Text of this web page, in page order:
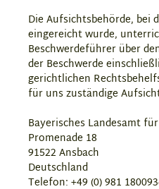
Die Aufsichtsbehörde, bei
eingereicht wurde,
Beschwerdeführer über
der Beschwerde
gerichtlichen
für uns zuständige
Bayerisches Landesamt
Promenade 18
91522 Ansbach
Deutschland
Telefon: +49 (0) 981